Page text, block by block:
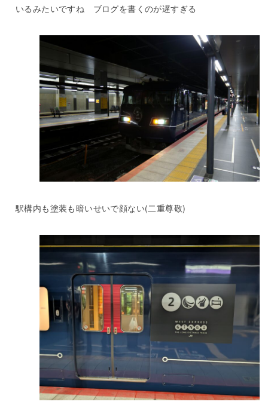
いるみたいですね ブログを書くのが遅すぎる
駅構内も塗装も暗いせいで顔ない(二重尊敬)